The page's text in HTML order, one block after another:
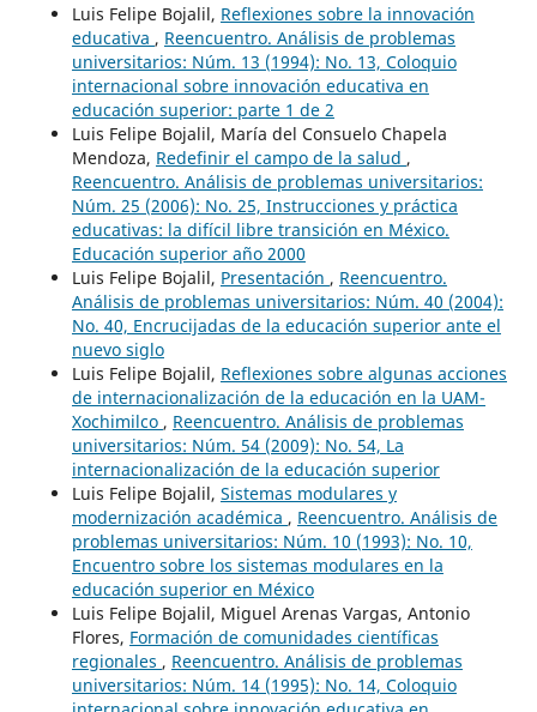
Luis Felipe Bojalil, Reflexiones sobre la innovación
educativa , Reencuentro. Análisis de problemas
universitarios: Núm. 13 (1994): No. 13, Coloquio
internacional sobre innovación educativa en
educación superior: parte 1 de 2
Luis Felipe Bojalil, María del Consuelo Chapela
Mendoza, Redefinir el campo de la salud ,
Reencuentro. Análisis de problemas universitarios:
Núm. 25 (2006): No. 25, Instrucciones y práctica
educativas: la difícil libre transición en México.
Educación superior año 2000
Luis Felipe Bojalil, Presentación , Reencuentro.
Análisis de problemas universitarios: Núm. 40 (2004):
No. 40, Encrucijadas de la educación superior ante el
nuevo siglo
Luis Felipe Bojalil, Reflexiones sobre algunas acciones
de internacionalización de la educación en la UAM-
Xochimilco , Reencuentro. Análisis de problemas
universitarios: Núm. 54 (2009): No. 54, La
internacionalización de la educación superior
Luis Felipe Bojalil, Sistemas modulares y
modernización académica , Reencuentro. Análisis de
problemas universitarios: Núm. 10 (1993): No. 10,
Encuentro sobre los sistemas modulares en la
educación superior en México
Luis Felipe Bojalil, Miguel Arenas Vargas, Antonio
Flores, Formación de comunidades científicas
regionales , Reencuentro. Análisis de problemas
universitarios: Núm. 14 (1995): No. 14, Coloquio